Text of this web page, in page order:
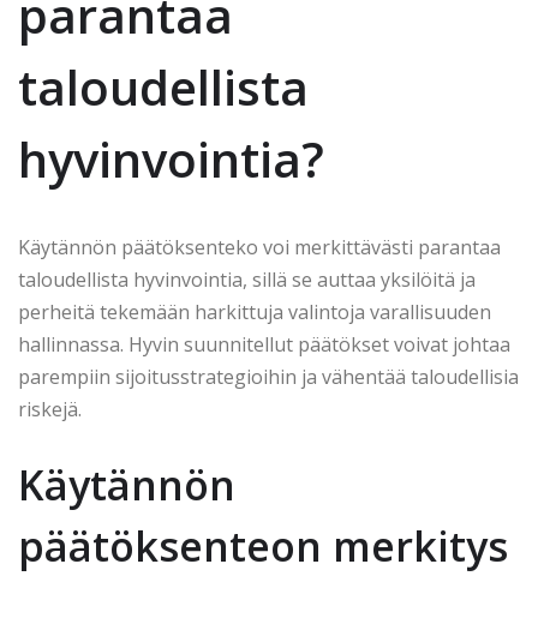
parantaa
taloudellista
hyvinvointia?
Käytännön päätöksenteko voi merkittävästi parantaa
taloudellista hyvinvointia, sillä se auttaa yksilöitä ja
perheitä tekemään harkittuja valintoja varallisuuden
hallinnassa. Hyvin suunnitellut päätökset voivat johtaa
parempiin sijoitusstrategioihin ja vähentää taloudellisia
riskejä.
Käytännön
päätöksenteon merkitys